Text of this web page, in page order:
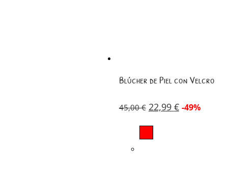
Blúcher de Piel con Velcro
45,00€ 22,99 € -49%